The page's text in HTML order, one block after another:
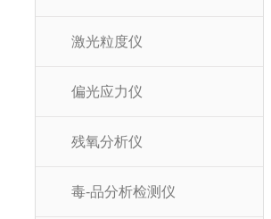
激光粒度仪
偏光应力仪
残氧分析仪
毒-品分析检测仪